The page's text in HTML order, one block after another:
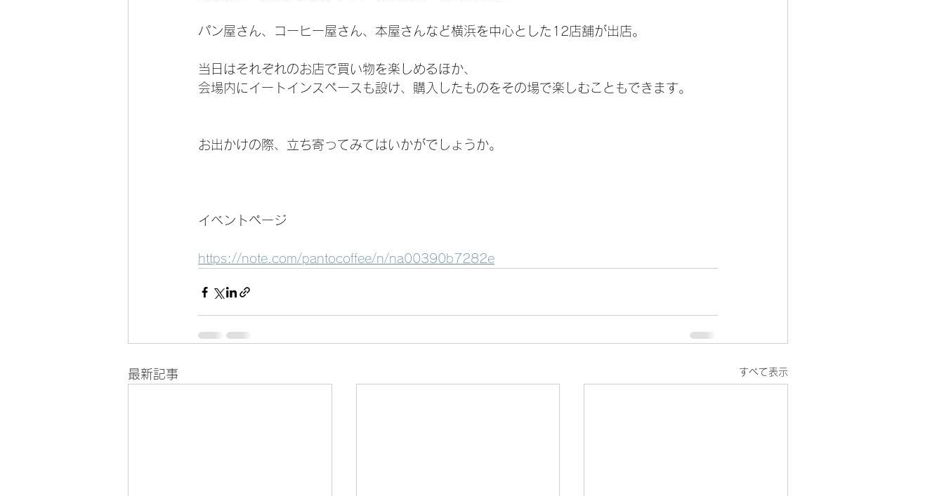
パン屋さん、コーヒー屋さん、本屋さんなど横浜を中心とした12店舗が出店。
当日はそれぞれのお店で買い物を楽しめるほか、
会場内にイートインスペースも設け、購入したものをその場で楽しむこともできます。
お出かけの際、立ち寄ってみてはいかがでしょうか。
イベントページ
https://note.com/pantocoffee/n/na00390b7282e
最新記事 すべて表示